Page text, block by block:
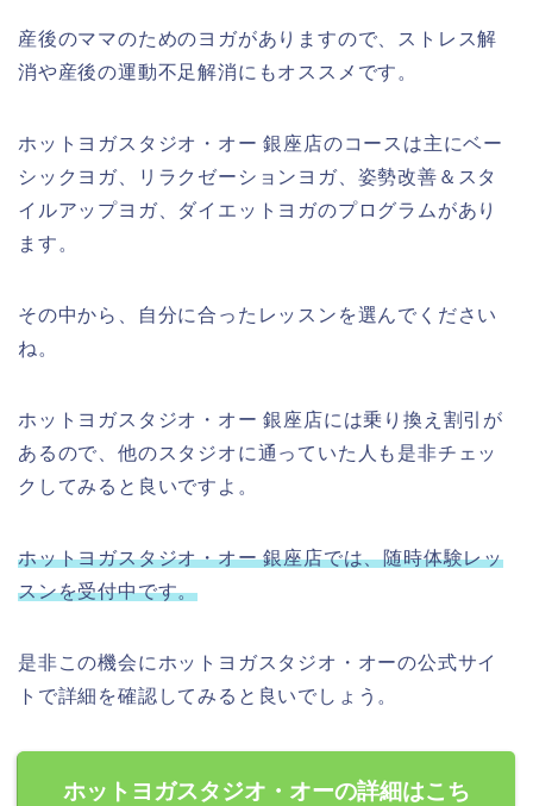
産後のママのためのヨガがありますので、ストレス解
消や産後の運動不足解消にもオススメです。
ホットヨガスタジオ・オー 銀座店のコースは主にベー
シックヨガ、リラクゼーションヨガ、姿勢改善＆スタ
イルアップヨガ、ダイエットヨガのプログラムがあり
ます。
その中から、自分に合ったレッスンを選んでください
ね。
ホットヨガスタジオ・オー 銀座店には乗り換え割引が
あるので、他のスタジオに通っていた人も是非チェッ
クしてみると良いですよ。
ホットヨガスタジオ・オー 銀座店では、随時体験レッ
スンを受付中です。
是非この機会にホットヨガスタジオ・オーの公式サイ
トで詳細を確認してみると良いでしょう。
ホットヨガスタジオ・オーの詳細はこち